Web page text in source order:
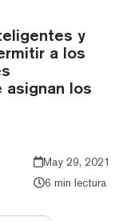
y
a los
asignan los
May 29, 2021
6 min lectura